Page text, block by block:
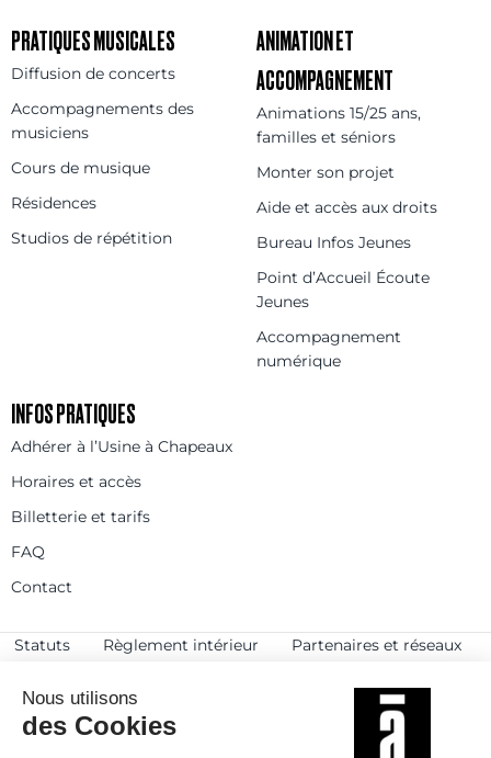
PRATIQUES MUSICALES
Diffusion de concerts
Accompagnements des
musiciens
Cours de musique
Résidences
Studios de répétition
ANIMATION ET
ACCOMPAGNEMENT
Animations 15/25 ans,
familles et séniors
Monter son projet
Aide et accès aux droits
Bureau Infos Jeunes
Point d’Accueil Écoute
Jeunes
Accompagnement
numérique
INFOS PRATIQUES
Adhérer à l’Usine à Chapeaux
Horaires et accès
Billetterie et tarifs
FAQ
Contact
Statuts Règlement intérieur
Partenaires et réseaux
© 2025
Politique de confidentialité
Mentions légales et crédits